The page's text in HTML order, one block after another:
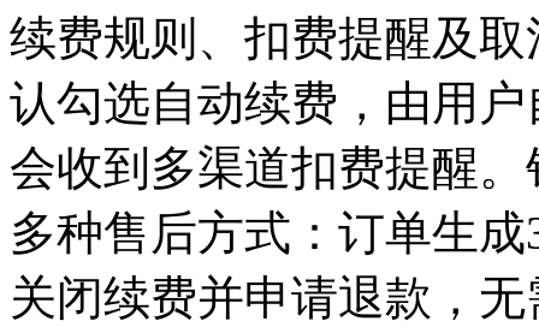
续费规则、扣费提醒及
认勾选自动续费，由用
会收到多渠道扣费提醒
多种售后方式：订单生
关闭续费并申请退款，